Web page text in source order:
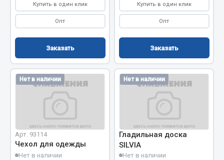
Гайки
Кольца стопорные
Пружины
Хомуты
Соединительные элементы
Купить в один клик
Опт
Заказать
Купить в один клик
Опт
Заказать
Нет в наличии
Арт. 93114
Чехол для одежды
Нет в наличии
Нет в наличии
Гладильная доска
SILVIA
Нет в наличии